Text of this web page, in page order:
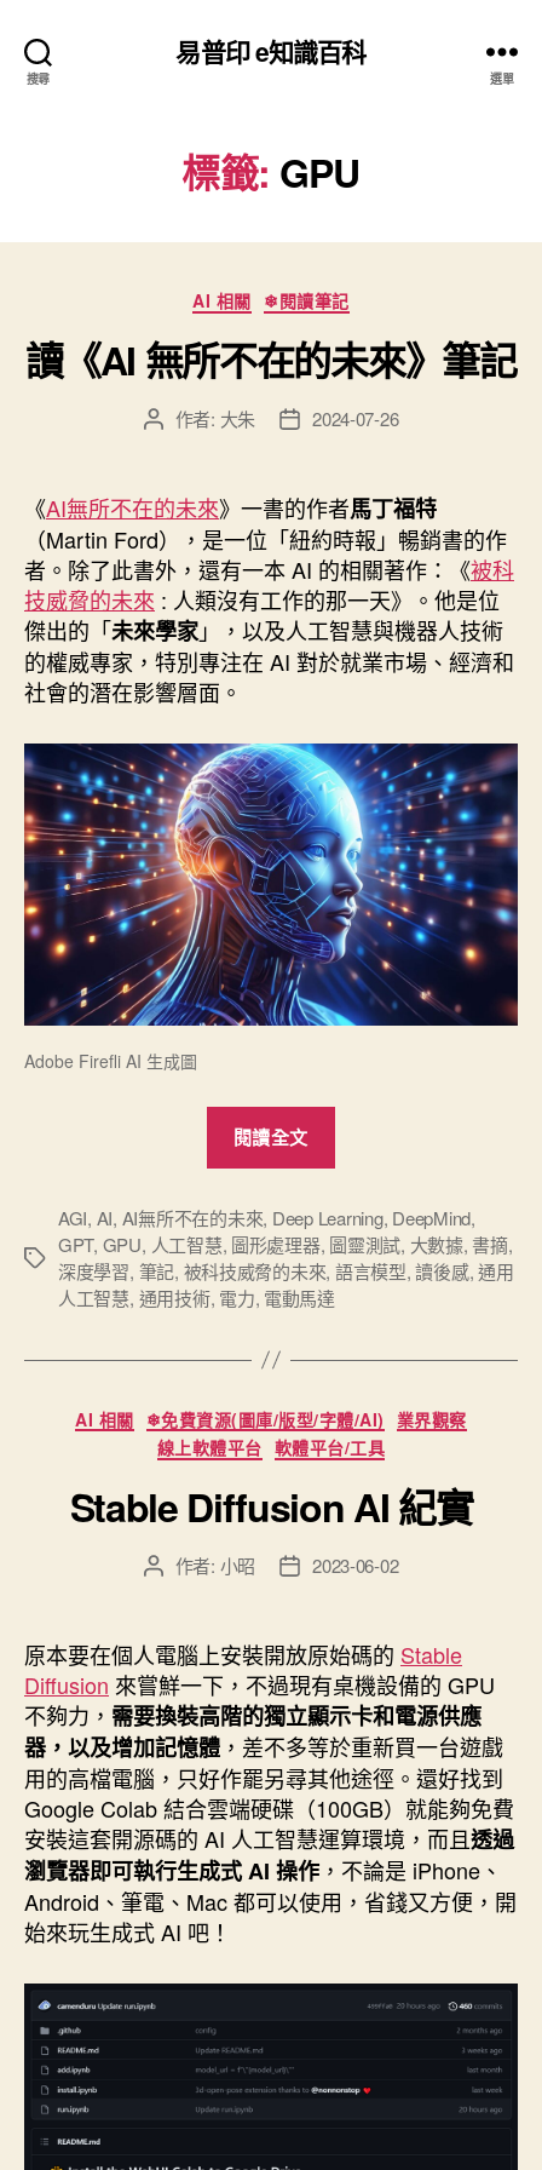
搜尋
易普印 e知識百科
選單
標籤: GPU
分
類
AI 相關 ❄閱讀筆記
讀《AI 無所不在的未來》筆記
文
者
作者: 大朱
文
佈
日
期
2024-07-26
《AI無所不在的未來》一書的作者馬丁福特
（Martin Ford），是一位「紐約時報」暢銷書的作
者。除了此書外，還有一本 AI 的相關著作：《被科
技威脅的未來 : 人類沒有工作的那一天》。他是位
傑出的「未來學家」，以及人工智慧與機器人技術
的權威專家，特別專注在 AI 對於就業市場、經濟和
社會的潛在影響層面。
Adobe Firefli AI 生成圖
閱讀全文
所
不
在
的
筆
記”
標
AGI, AI, AI無所不在的未來, Deep Learning, DeepMind,
GPT, GPU, 人工智慧, 圖形處理器, 圖靈測試, 大數據, 書摘,
深度學習, 筆記, 被科技威脅的未來, 語言模型,讀後感,通用
人工智慧, 通用技術, 電力, 電動馬達
分
類
AI 相關 ❄免費資源(圖庫/版型/字體/AI)
業界觀察
線上軟體平台 軟體平台/工具
Stable Diffusion AI 紀實
文
者
作者: 小昭
文
佈
日
期
2023-06-02
原本要在個人電腦上安裝開放原始碼的 Stable
Diffusion 來嘗鮮一下，不過現有桌機設備的 GPU
不夠力， 需要換裝高階的獨立顯示卡和電源供應
器，以及增加記憶體 ，差不多等於重新買一台遊戲
用的高檔電腦，只好作罷另尋其他途徑。還好找到
Google Colab 結合雲端硬碟（100GB）就能夠免費
安裝這套開源碼的 AI 人工智慧運算環境，而且透過
瀏覽器即可執行生成式 AI 操作 ，不論是 iPhone、
Android、筆電、Mac 都可以使用，省錢又方便，開
始來玩生成式 AI 吧！